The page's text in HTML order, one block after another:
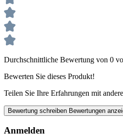
Durchschnittliche Bewertung von 0
Bewerten Sie dieses Produkt!
Teilen Sie Ihre Erfahrungen mit
Bewertung schreiben Bewertungen
Anmelden